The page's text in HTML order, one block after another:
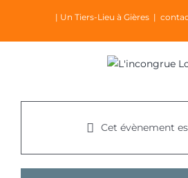
contenu
| Un Tiers-Lieu à Gières |
Cet évènement